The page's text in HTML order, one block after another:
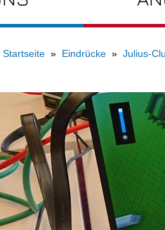
Startseite Eindrücke Julius-